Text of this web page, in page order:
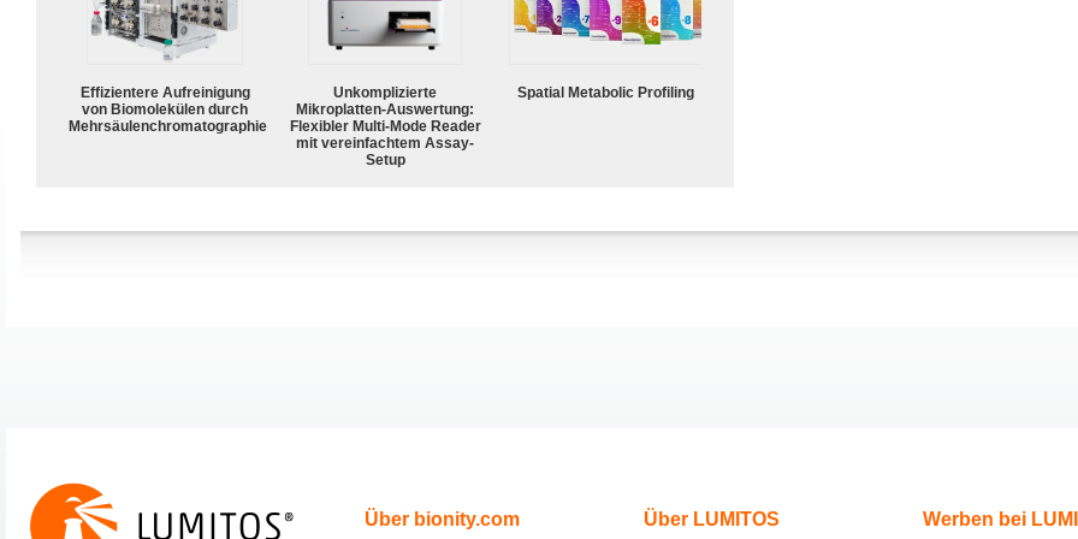
Effizientere Aufreinigung
von Biomolekülen durch
Mehrsäulenchromatographie
Unkomplizierte
Mikroplatten-Auswertung:
Flexibler Multi-Mode Reader
mit vereinfachtem Assay-
Setup
Spatial Metabolic Profiling
Über bionity.com Über LUMITOS Werben bei